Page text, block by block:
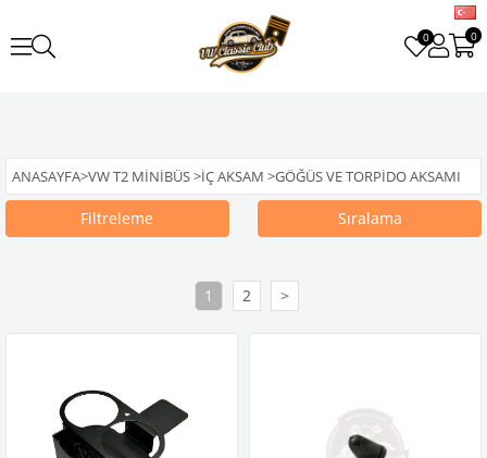
0 0
ANASAYFA>VW T2 MINIBÜS>İÇ AKSAM >GÖĞÜS VE TORPIDO AKSAMI
Filtreleme Sıralama
1 2 >